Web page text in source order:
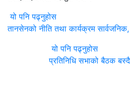
यो पनि पढ्नुहोस
तानसेनको नीति तथा कार्यक्रम
यो पनि पढ्नुहोस
प्रतिनिधि सभाको बैठक